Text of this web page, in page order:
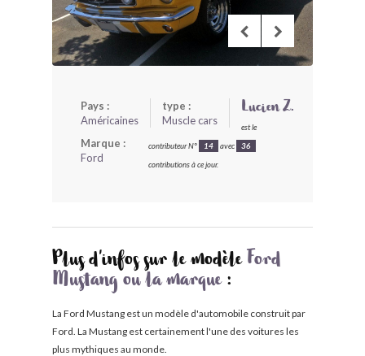
Pays :
Américaines
type :
Muscle cars
Marque :
Ford
Lucien Z.
est le
contributeur N° 14 avec 36
contributions à ce jour.
Plus d'infos sur le modèle Ford
Mustang ou la marque:
La Ford Mustang est un modèle d'automobile construit par
Ford. La Mustang est certainement l'une des voitures les
plus mythiques au monde.